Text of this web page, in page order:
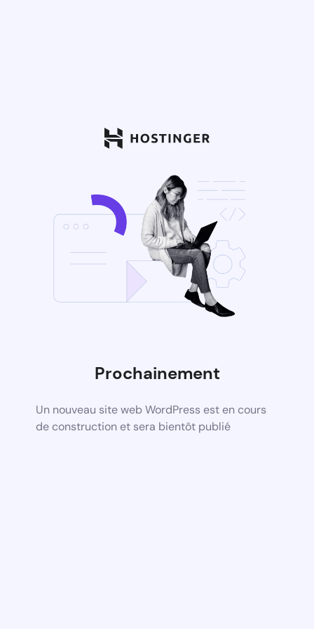
Prochainement
Un nouveau site web WordPress est en cours
de construction et sera bientôt publié